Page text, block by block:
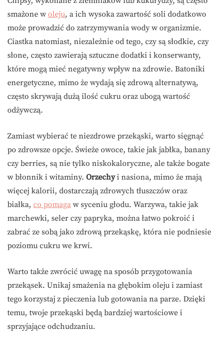
smażone w oleju, a ich wysoka zawartość soli dodatkowo
może prowadzić do zatrzymywania wody w organizmie.
Ciastka natomiast, niezależnie od tego, czy są słodkie, czy
słone, często zawierają sztuczne dodatki i konserwanty,
które mogą mieć negatywny wpływ na zdrowie. Batoniki
energetyczne, mimo że wydają się zdrową alternatywą,
często skrywają dużą ilość cukru oraz ubogą wartość
odżywczą.
Zamiast wybierać te niezdrowe przekąski, warto sięgnąć
po zdrowsze opcje. Świeże owoce, takie jak jabłka, banany
czy berries, są nie tylko niskokaloryczne, ale także bogate
w błonnik i witaminy. Orzechyi nasiona, mimo że mają
więcej kalorii, dostarczają zdrowych tłuszczów oraz
białka, co pomaga w syceniu głodu. Warzywa, takie jak
marchewki, seler czy papryka, można łatwo pokroić i
zabrać ze sobą jako zdrową przekąskę, która nie podniesie
poziomu cukru we krwi.
Warto także zwrócić uwagę na sposób przygotowania
przekąsek. Unikaj smażenia na głębokim oleju i zamiast
tego korzystaj z pieczenia lub gotowania na parze. Dzięki
temu, twoje przekąski będą bardziej wartościowe i
sprzyjające odchudzaniu.